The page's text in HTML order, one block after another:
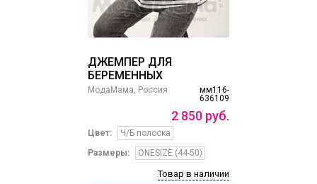
ДЖЕМПЕР ДЛЯ
БЕРЕМЕННЫХ
мм116-
636109
МодаМама, Россия
2 850 руб.
Цвет:
Ч/Б полоска
Размеры:
ONESIZE (44-50)
Товар в наличии